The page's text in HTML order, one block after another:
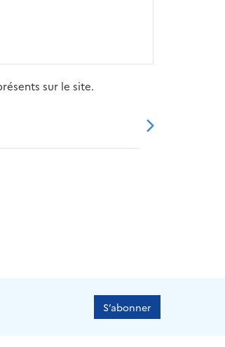
sur le site.
S’abonner